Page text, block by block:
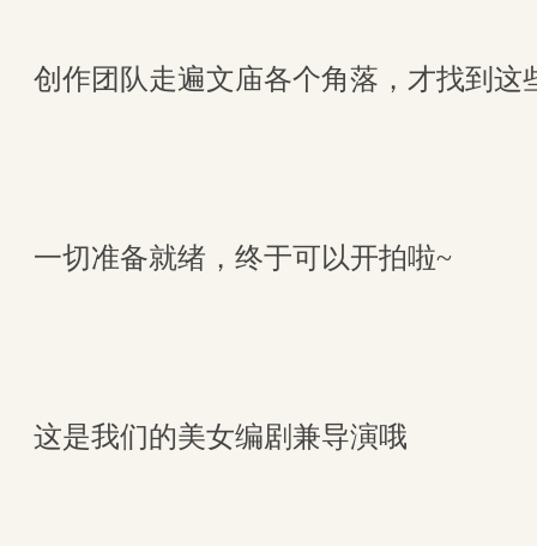
创作团队走遍文庙各个角落，才找到
一切准备就绪，终于可以开拍啦~
这是我们的美女编剧兼导演哦